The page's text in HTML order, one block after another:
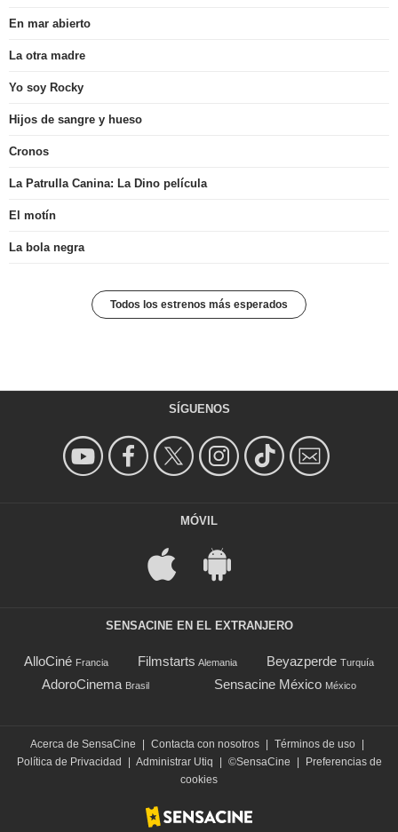
En mar abierto
La otra madre
Yo soy Rocky
Hijos de sangre y hueso
Cronos
La Patrulla Canina: La Dino película
El motín
La bola negra
Todos los estrenos más esperados
SÍGUENOS
MÓVIL
SENSACINE EN EL EXTRANJERO
AlloCiné Francia Filmstarts Alemania Beyazperde Turquía
AdoroCinema Brasil Sensacine México México
Acerca de SensaCine Contacta con nosotros Términos de uso
Política de Privacidad
Administrar Utiq ©SensaCine
Preferencias de
cookies